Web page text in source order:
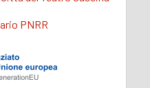
PNRR